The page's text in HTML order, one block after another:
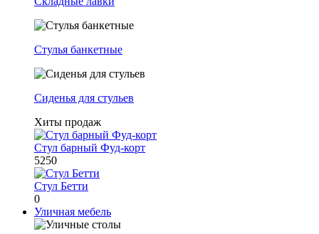
Стулья банкетные
Сиденья для стульев
Хиты продаж
Стул барный Фуд-корт
5250
Стул Бетти
0
Уличная мебель